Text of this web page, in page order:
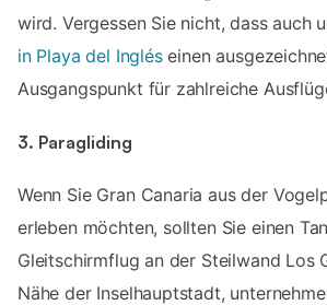
wird. Vergessen Sie nicht, dass auch
in Playa del Ingléseinen
Ausgangspunkt für zahlreiche
3. Paragliding
Wenn Sie Gran Canaria aus der
erleben möchten, sollten Sie einen
Gleitschirmflug an der Steilwand Los
Nähe der Inselhauptstadt,